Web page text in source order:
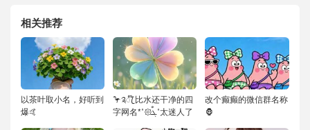
相关推荐
以茶叶取小名，好听到
爆🤙
🦩༉ꦿ໊ 比水还干净的四
字网名*˚𑁍ࠬܓ˚太迷人了
改个癫癫的微信群名称
🦍